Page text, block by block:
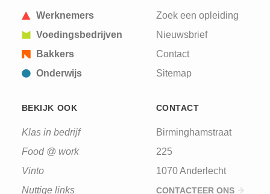
Werknemers
Voedingsbedrijven
Bakkers
Onderwijs
Zoek een opleiding
Nieuwsbrief
Contact
Sitemap
BEKIJK OOK
Klas in bedrijf
Food @ work
Vinto
Nuttige links
CONTACT
Birminghamstraat
225
1070 Anderlecht
CONTACTEER ONS